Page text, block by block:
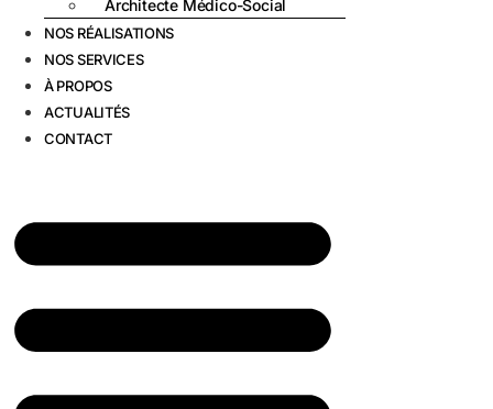
Architecte Médico-Social
NOS RÉALISATIONS
NOS SERVICES
À PROPOS
ACTUALITÉS
CONTACT